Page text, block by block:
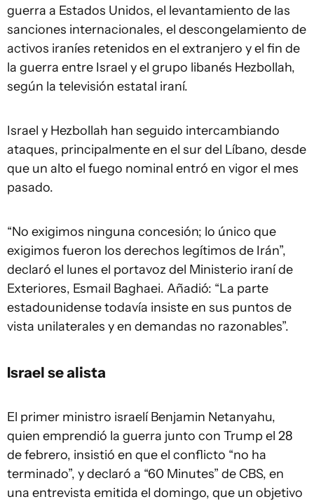
guerra a Estados Unidos, el levantamiento de las
sanciones internacionales, el descongelamiento de
activos iraníes retenidos en el extranjero y el fin de
la guerra entre Israel y el grupo libanés Hezbollah,
según la televisión estatal iraní.
Israel y Hezbollah han seguido intercambiando
ataques, principalmente en el sur del Líbano, desde
que un alto el fuego nominal entró en vigor el mes
pasado.
“No exigimos ninguna concesión; lo único que
exigimos fueron los derechos legítimos de Irán”,
declaró el lunes el portavoz del Ministerio iraní de
Exteriores, Esmail Baghaei. Añadió: “La parte
estadounidense todavía insiste en sus puntos de
vista unilaterales y en demandas no razonables”.
Israel se alista
El primer ministro israelí Benjamin Netanyahu,
quien emprendió la guerra junto con Trump el 28
de febrero, insistió en que el conflicto “no ha
terminado”, y declaró a “60 Minutes” de CBS, en
una entrevista emitida el domingo, que un objetivo